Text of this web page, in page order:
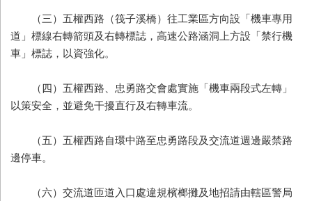
（三）五權西路（筏子溪橋）往工業區方向設「機車專用
道」標線右轉箭頭及右轉標誌，高速公路涵洞上方設「禁行機
車」標誌，以資強化。
（四）五權西路、忠勇路交會處實施「機車兩段式左轉」
以策安全，並避免干擾直行及右轉車流。
（五）五權西路自環中路至忠勇路段及交流道週邊嚴禁路
邊停車。
（六）交流道匝道入口處違規檳榔攤及地招請由轄區警局